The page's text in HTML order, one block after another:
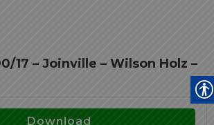
17 – Joinville – Wilson Holz –
Download